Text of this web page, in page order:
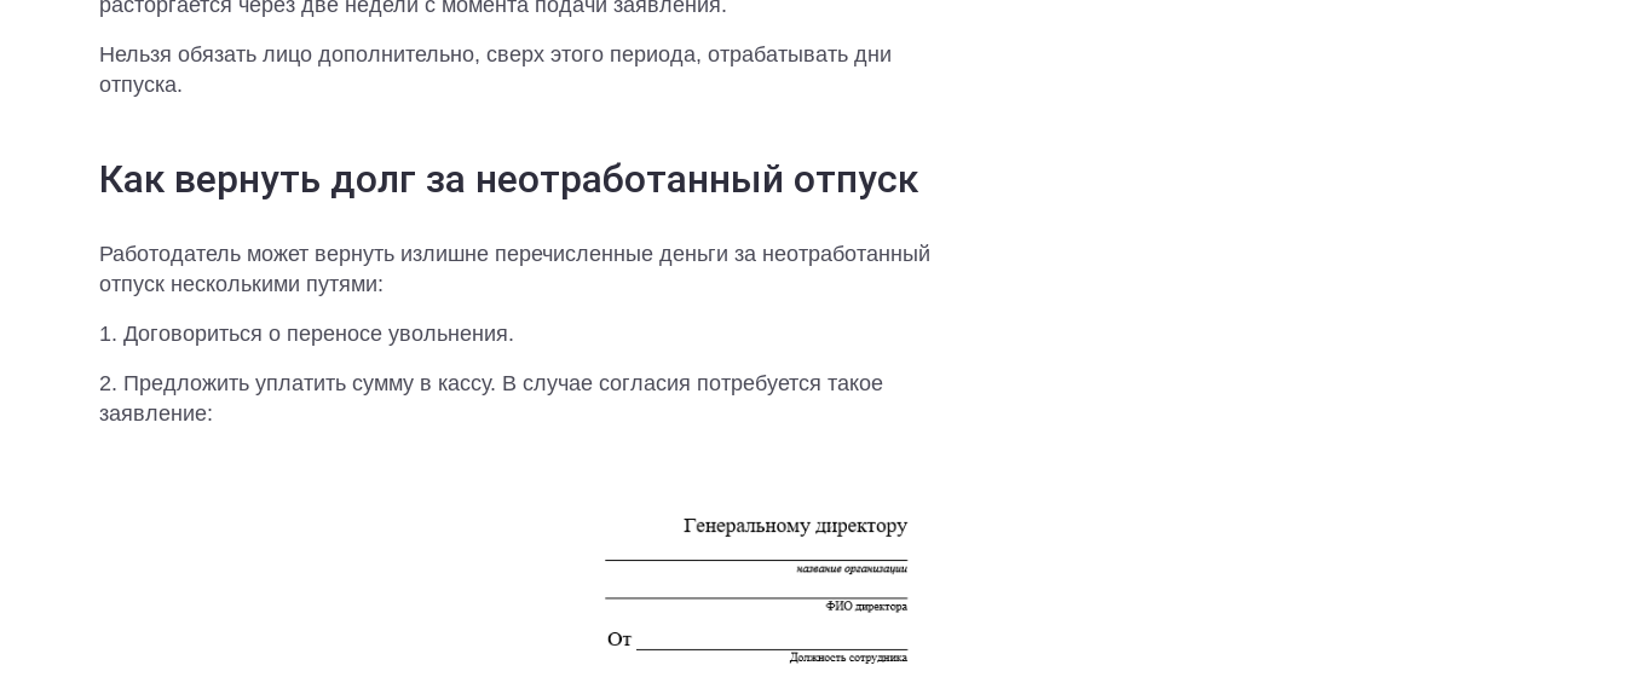
расторгается через две недели с момента подачи заявления.
Нельзя обязать лицо дополнительно, сверх этого периода, отрабатывать дни
отпуска.
Как вернуть долг за неотработанный отпуск
Работодатель может вернуть излишне перечисленные деньги за неотработанный
отпуск несколькими путями:
1. Договориться о переносе увольнения.
2. Предложить уплатить сумму в кассу. В случае согласия потребуется такое
заявление: